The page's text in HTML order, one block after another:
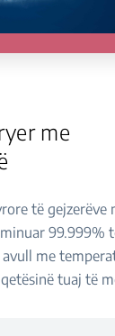
me
të gejzerëve
99.999%
me
tuaj të